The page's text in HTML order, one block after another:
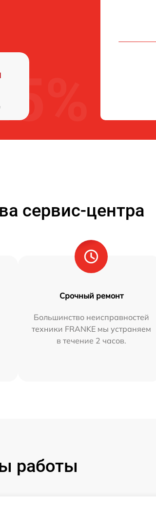
сервис-центра
Срочный ремонт
Большинство неисправностей
техники FRANKE мы устраняем
в течение 2 часов.
работы